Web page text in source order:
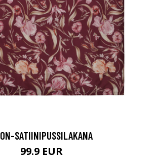
SATIINIPUSSILAKANA
99.9 EUR